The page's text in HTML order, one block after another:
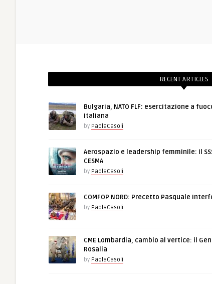
RECENT ARTICLES
Bulgaria, NATO FLF: esercitazione a
italiana
by PaolaCasoli
Aerospazio e leadership femminile: il
CESMA
by PaolaCasoli
COMFOP NORD: Precetto Pasquale
by PaolaCasoli
CME Lombardia, cambio al vertice: il
Rosalia
by PaolaCasoli